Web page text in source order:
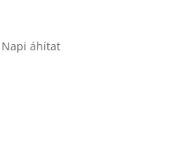
Napi áhítat